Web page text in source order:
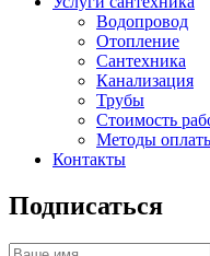
Водопровод
Отопление
Сантехника
Канализация
Трубы
Стоимость
Методы
Контакты
Подписаться